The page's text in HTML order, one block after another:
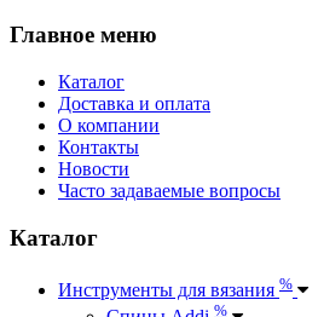
Главное меню
Каталог
Доставка и оплата
О компании
Контакты
Новости
Часто задаваемые вопросы
Каталог
Инструменты для вязания %
%